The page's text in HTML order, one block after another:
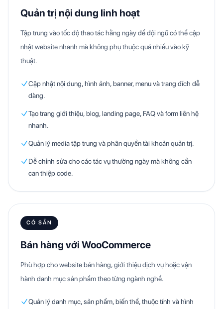
Quản trị nội dung linh hoạt
Tập trung vào tốc độ thao tác hằng ngày để đội ngũ có thể cập
nhật website nhanh mà không phụ thuộc quá nhiều vào kỹ
thuật.
Cập nhật nội dung, hình ảnh, banner, menu và trang đích dễ
dàng.
Tạo trang giới thiệu, blog, landing page, FAQ và form liên hệ
nhanh.
Quản lý media tập trung và phân quyền tài khoản quản trị.
Dễ chỉnh sửa cho các tác vụ thường ngày mà không cần
can thiệp code.
CÓ SẴN
Bán hàng với WooCommerce
Phù hợp cho website bán hàng, giới thiệu dịch vụ hoặc vận
hành danh mục sản phẩm theo từng ngành nghề.
Quản lý danh mục, sản phẩm, biến thể, thuộc tính và hình